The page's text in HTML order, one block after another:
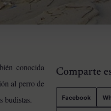
conocida
al perro de
budistas.
Comparte
Facebook